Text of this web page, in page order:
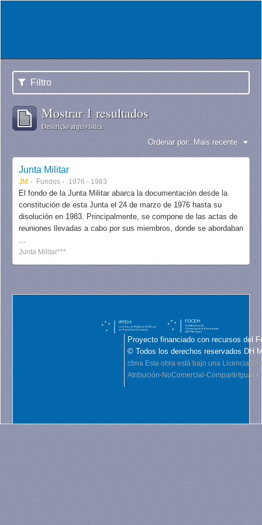
Filtro
Mostrar 1 resultados
Descrição arquivística
Ordenar por: Mais recente
Junta Militar
JM Fundos 1976 - 1983
El fondo de la Junta Militar abarca la documentación desde la
constitución de esta Junta el 24 de marzo de 1976 hasta su
disolución en 1983. Principalmente, se compone de las actas de
reuniones llevadas a cabo por sus miembros, donde se abordaban
...
Junta Militar***
Proyecto financiado con recursos del
© Todos los derechos reservados DH
cbna Esta obra está bajo una Licencia
Atribución-NoComercial-CompartirIgual